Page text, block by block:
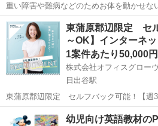
重い障害や難病などのためお体を動かせな
でケアする『日中の見守り訪問介護』です
【サービス】 訪問介護（日勤） 【仕事内容】 ALSなどの難病の方
や、さまざまな障がいによりお...
新潟 東蒲原郡 三川駅 その他
東蒲原郡辺限定 セ
～OK】インターネ
1案件あたり50,000
株式会社オフィスグロー
日出谷駅
東蒲原郡辺限定 セルフバック可能！【週
線 電気切替 訪問販売・紹介辺限定 セル
OK】インターネット回線 電気切替 訪問
東蒲原郡 日出谷駅 営業
幼児向け英語教材の